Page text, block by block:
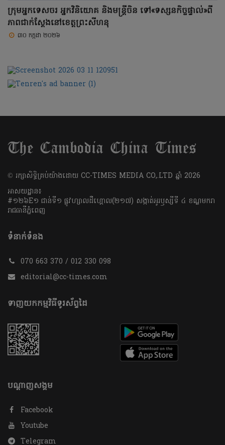
ក្រុមអ្នកទេសចរ អ្នកវិនិយោគ និងមន្ត្រីចិន ទៅ«ទស្សនកិច្ចផ្ទាល់»ពី
ភាពជាក់ស្តែងនៅខេត្តព្រះសីហនុ
៣០ កក្កដា ២០២៦
​© រក្សា​សិទ្ធិ​គ្រប់​យ៉ាង​ដោយ​ CC-TIMES MEDIA CO,.LTD ឆ្នាំ​ 2026
អាសយដ្ឋាន៖
#១២៦E១ ជាន់ទី១ ផ្លូវហ្សាលដឺហ្គោល(២១៧) សង្កាត់អូរឫស្សីទី ៤ ខណ្ឌមករា
រាជធានីភ្នំពេញ
ទំនាក់ទំនង
070 663 370 / 012 330 098
editorial@cc-times.com
ទាញយកកម្មវិធីទូរស័ព្ទដៃ
បណ្តាញសង្គម
Facebook
Youtube
Telegram